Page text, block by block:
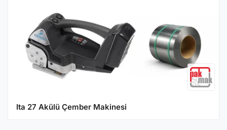
Ita 27 Akülü Çember Makinesi